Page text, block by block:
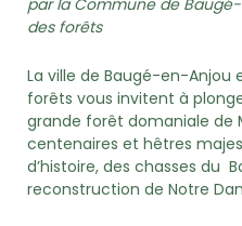
des forêts
La ville de Baugé-en-Anjou
forêts vous invitent à
grande forêt domaniale de
centenaires et hêtres
d’histoire, des chasses du
reconstruction de Notre